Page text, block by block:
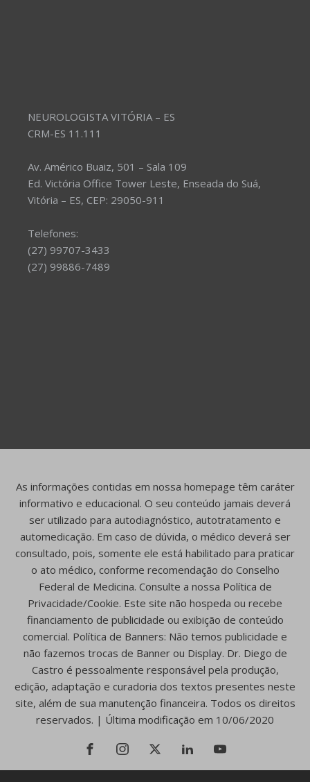
NEUROLOGISTA VITÓRIA – ES
CRM-ES 11.111
Av. Américo Buaiz, 501 – Sala 109
Ed. Victória Office Tower Leste, Enseada do Suá,
Vitória – ES, CEP: 29050-911
Telefones:
(27) 99707-3433
(27) 99886-7489
As informações contidas em nossa homepage têm caráter
informativo e educacional. O seu conteúdo jamais deverá
ser utilizado para autodiagnóstico, autotratamento e
automedicação. Em caso de dúvida, o médico deverá ser
consultado, pois, somente ele está habilitado para praticar
o ato médico, conforme recomendação do Conselho
Federal de Medicina. Consulte a nossa Política de
Privacidade/Cookie. Este site não hospeda ou recebe
financiamento de publicidade ou exibição de conteúdo
comercial. Política de Banners: Não temos publicidade e
não fazemos trocas de Banner ou Display. Dr. Diego de
Castro é pessoalmente responsável pela produção,
edição, adaptação e curadoria dos textos presentes neste
site, além de sua manutenção financeira. Todos os direitos
reservados. | Última modificação em 10/06/2020